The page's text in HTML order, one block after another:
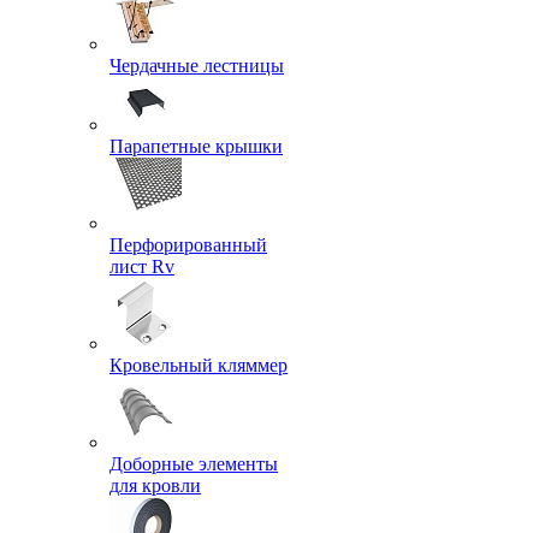
Чердачные лестницы
Парапетные крышки
Перфорированный
лист Rv
Кровельный кляммер
Доборные элементы
для кровли